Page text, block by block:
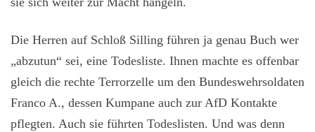
Die Herren auf Schloß Silling führen ja genau Buch wer
„abzutun“ sei, eine Todesliste. Ihnen machte es offenbar
gleich die rechte Terrorzelle um den Bundeswehrsoldaten
Franco A., dessen Kumpane auch zur AfD Kontakte
pflegten. Auch sie führten Todeslisten. Und was denn